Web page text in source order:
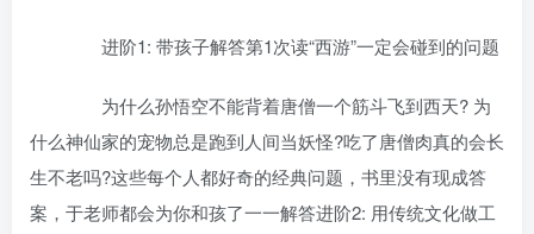
进阶1: 带孩子解答第1次读“西游”一定会碰到的问题
为什么孙悟空不能背着唐僧一个筋斗飞到西天? 为
什么神仙家的宠物总是跑到人间当妖怪?吃了唐僧肉真的会长
生不老吗?这些每个人都好奇的经典问题，书里没有现成答
案，于老师都会为你和孩了一一解答进阶2: 用传统文化做工